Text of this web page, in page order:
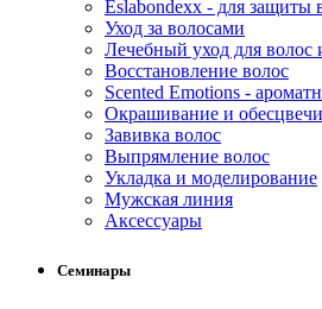
Eslabondexx - для защиты
Уход за волосами
Лечебный уход для волос
Восстановление волос
Scented Emotions -
Окрашивание и
Завивка волос
Выпрямление волос
Укладка и моделирование
Мужская линия
Аксессуары
Семинары